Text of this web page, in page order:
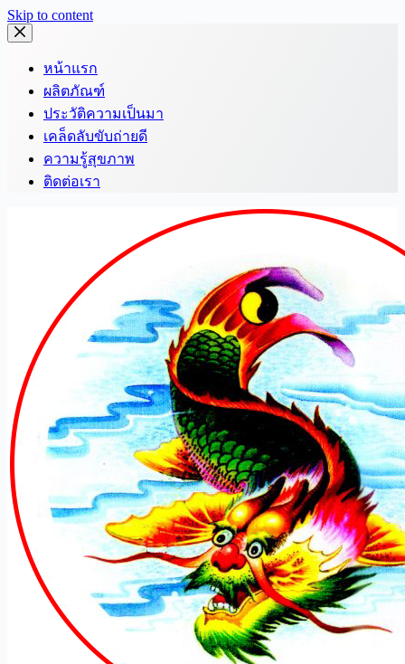
Skip to content
หน้าแรก
ผลิตภัณฑ์
ประวัติความเป็นมา
เคล็ดลับขับถ่ายดี
ความรู้สุขภาพ
ติดต่อเรา